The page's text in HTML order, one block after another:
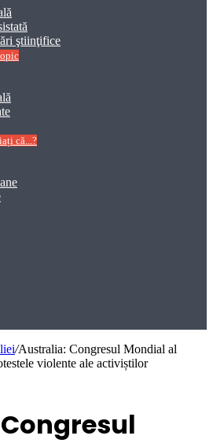
ştiinţifice
că...?
/Australia: Congresul Mondial al
violente ale activiștilor